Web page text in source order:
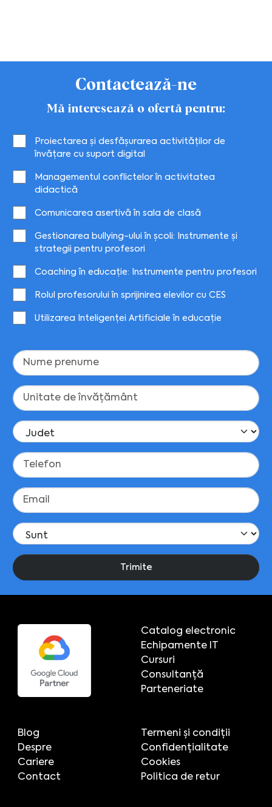
Contactează-ne
Mă interesează o ofertă pentru:
Proiectarea și desfășurarea activităților de
învățare cu suport digital
Managementul conflictelor în activitatea
didactică
Comunicarea asertivă în sala de clasă
Gestionarea bullying-ului în școli: Instrumente și
strategii pentru profesori
Coaching în educație: Instrumente pentru profesori
Rolul profesorului în sprijinirea elevilor cu CES
Utilizarea Inteligenței Artificiale în educație
Trimite
Catalog electronic
Echipamente IT
Cursuri
Consultanță
Parteneriate
Blog
Despre
Cariere
Contact
Termeni și condiții
Confidențialitate
Cookies
Politica de retur